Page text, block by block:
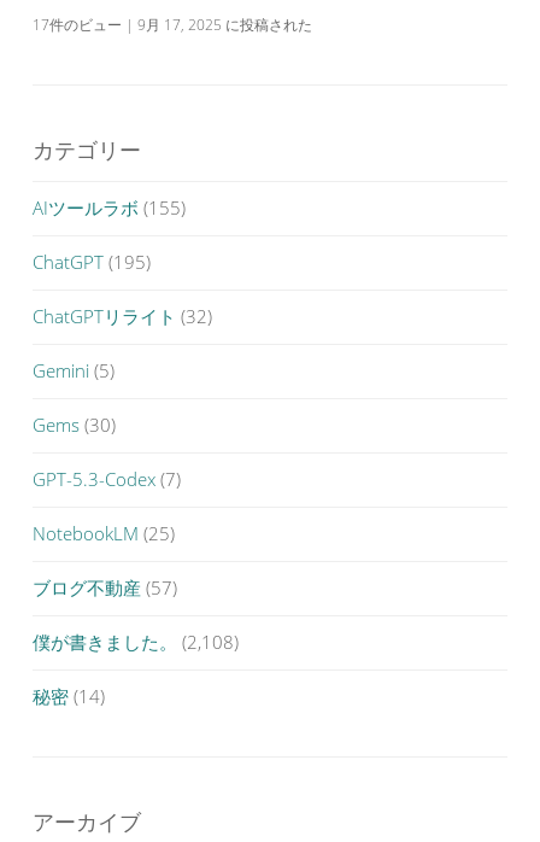
17件のビュー | 9月 17, 2025 に投稿された
カテゴリー
AIツールラボ (155)
ChatGPT (195)
ChatGPTリライト (32)
Gemini (5)
Gems (30)
GPT-5.3-Codex (7)
NotebookLM (25)
ブログ不動産 (57)
僕が書きました。 (2,108)
秘密 (14)
アーカイブ